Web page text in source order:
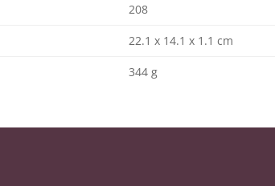
208
22.1 x 14.1 x 1.1 cm
344 g